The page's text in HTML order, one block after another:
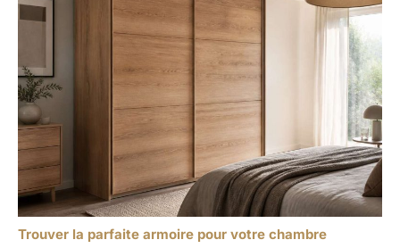
Trouver la parfaite armoire pour votre chambre